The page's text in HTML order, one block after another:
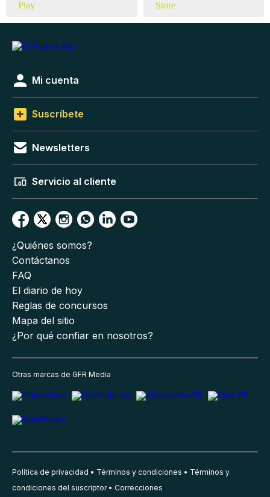
Mi cuenta
Suscríbete
Newsletters
Servicio al cliente
¿Quiénes somos?
Contáctanos
FAQ
El diario de hoy
Reglas de concursos
Mapa del sitio
¿Por qué confiar en nosotros?
Otras marcas de GFR Media
Política de privacidad Términos y condiciones
Términos y
condiciones del suscriptor
Correcciones